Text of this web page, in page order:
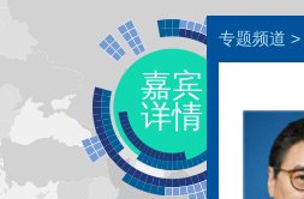
嘉宾
详情
专题频道 >